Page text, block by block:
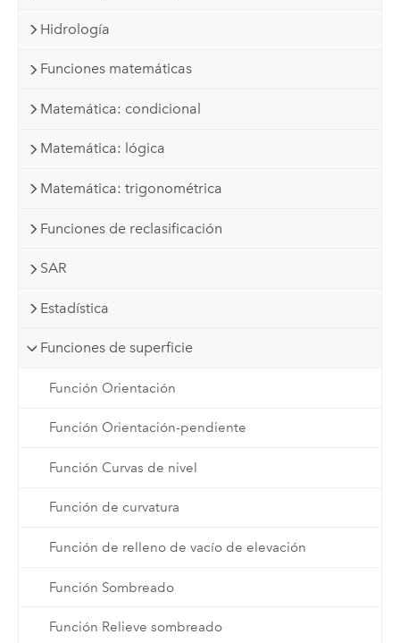
Hidrología
Funciones matemáticas
Matemática: condicional
Matemática: lógica
Matemática: trigonométrica
Funciones de reclasificación
SAR
Estadística
Funciones de superficie
Función Orientación
Función Orientación-pendiente
Función Curvas de nivel
Función de curvatura
Función de relleno de vacío de elevación
Función Sombreado
Función Relieve sombreado